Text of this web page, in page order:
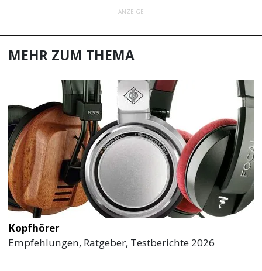
ANZEIGE
MEHR ZUM THEMA
Kopfhörer
Empfehlungen, Ratgeber, Testberichte 2026